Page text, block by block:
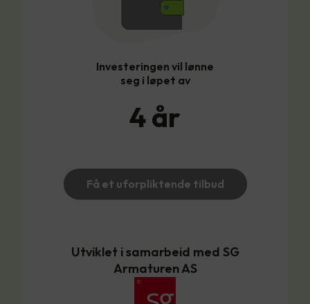
Investeringen vil lønne
seg i løpet av
4år
Få et uforpliktende tilbud
Utviklet i samarbeid med SG
Armaturen AS